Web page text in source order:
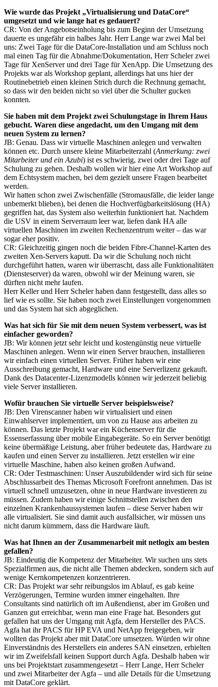
Wie wurde das Projekt „Virtualisierung und DataCore“
umgesetzt und wie lange hat es gedauert?
CR: Von der Angebotseinholung bis zum Beginn der Umsetzung
dauerte es ungefähr ein halbes Jahr. Herr Lange war zwei Mal bei
uns: Zwei Tage für die DataCore-Installation und am Schluss noch
mal einen Tag für die Abnahme/Dokumentation, Herr Scheler zwei
Tage für XenServer und drei Tage für XenApp. Die Umsetzung des
Projekts war als Workshop geplant, allerdings hat uns hier der
Routinebetrieb einen kleinen Strich durch die Rechnung gemacht,
so dass wir den beiden nicht so viel über die Schulter gucken
konnten.
Sie haben mit dem Projekt zwei Schulungstage in Ihrem Haus
gebucht. Waren diese angedacht, um den Umgang mit dem
neuen System zu lernen?
JB: Genau. Dass wir virtuelle Maschinen anlegen und verwalten
können etc. Durch unsere kleine Mitarbeiterzahl (Anmerkung: zwei
Mitarbeiter und ein Azubi) ist es schwierig, zwei oder drei Tage auf
Schulung zu gehen. Deshalb wollen wir hier eine Art Workshop auf
dem Echtsystem machen, bei dem gezielt unsere Fragen bearbeitet
werden.
Wir hatten schon zwei Zwischenfälle (Stromausfälle, die leider lange
unbemerkt blieben), bei denen die Hochverfügbarkeitslösung (HA)
gegriffen hat, das System also weiterhin funktioniert hat. Nachdem
die USV in einem Serverraum leer war, liefen dank HA alle
virtuellen Maschinen im zweiten Rechenzentrum weiter – das war
sogar eher positiv.
CR: Gleichzeitig gingen noch die beiden Fibre-Channel-Karten des
zweiten Xen-Servers kaputt. Da wir die Schulung noch nicht
durchgeführt hatten, waren wir überrascht, dass alle Funktionalitäten
(Diensteserver) da waren, obwohl wir der Meinung waren, sie
dürften nicht mehr laufen.
Herr Keller und Herr Scheler haben dann festgestellt, dass alles so
lief wie es sollte. Sie haben noch zwei Einstellungen vorgenommen
und das System hat sich abgeglichen.
Was hat sich für Sie mit dem neuen System verbessert, was ist
einfacher geworden?
JB: Wir können jetzt sehr leicht und kostengünstig neue virtuelle
Maschinen anlegen. Wenn wir einen Server brauchen, installieren
wir einfach einen virtuellen Server. Früher haben wir eine
Ausschreibung gemacht, Hardware und eine Serverlizenz gekauft.
Dank des Datacenter-Lizenzmodells können wir jederzeit beliebig
viele Server installieren.
Wofür brauchen Sie virtuelle Server beispielsweise?
JB: Den Virenscanner haben wir virtualisiert und einen
Einwahlserver implementiert, um von zu Hause aus arbeiten zu
können. Das letzte Projekt war ein Küchenserver für die
Essenserfassung über mobile Eingabegeräte. So ein Server benötigt
keine übermäßige Leistung, aber früher bedeutete das, Hardware zu
kaufen und einen Server zu installieren. Jetzt erstellen wir eine
virtuelle Maschine, haben also keinen großen Aufwand.
CR: Oder Testmaschinen: Unser Auszubildender wird sich für seine
Abschlussarbeit des Themas Microsoft Forefront annehmen. Das ist
virtuell schnell umzusetzen, ohne in neue Hardware investieren zu
müssen. Zudem haben wir einige Schnittstellen zwischen den
einzelnen Krankenhaussystemen laufen – diese Server haben wir
alle virtualisiert. Sie sind damit auch ausfallsicher, wir müssen uns
nicht darum kümmern, dass die Hardware läuft.
Was hat Ihnen an der Zusammenarbeit mit netlogix am besten
gefallen?
JB: Eindeutig die Kompetenz der Mitarbeiter. Wir suchen uns stets
Spezialfirmen aus, die nicht alle Themen abdecken, sondern sich auf
wenige Kernkompetenzen konzentrieren.
CR: Das Projekt war sehr reibungslos im Ablauf, es gab keine
Verzögerungen, Termine wurden immer eingehalten. Ihre
Consultants sind natürlich oft im Außendienst, aber im Großen und
Ganzen gut erreichbar, wenn man eine Frage hat. Besonders gut
gefallen hat uns der Umgang mit Agfa, dem Hersteller des PACS.
Agfa hat ihr PACS für HP EVA und NetApp freigegeben, wir
wollten das Projekt aber mit DataCore umsetzen. Würden wir ohne
Einverständnis des Herstellers ein anderes SAN einsetzen, erhielten
wir im Zweifelsfall keinen Support durch Agfa. Deshalb haben wir
uns bei Projektstart zusammengesetzt – Herr Lange, Herr Scheler
und zwei Mitarbeiter der Agfa – und alle Details für die Umsetzung
mit DataCore geklärt.